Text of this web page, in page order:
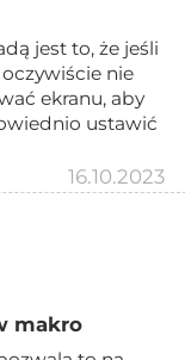
jest to, że jeśli
nie
ekranu, aby
ustawić
16.10.2023
makro